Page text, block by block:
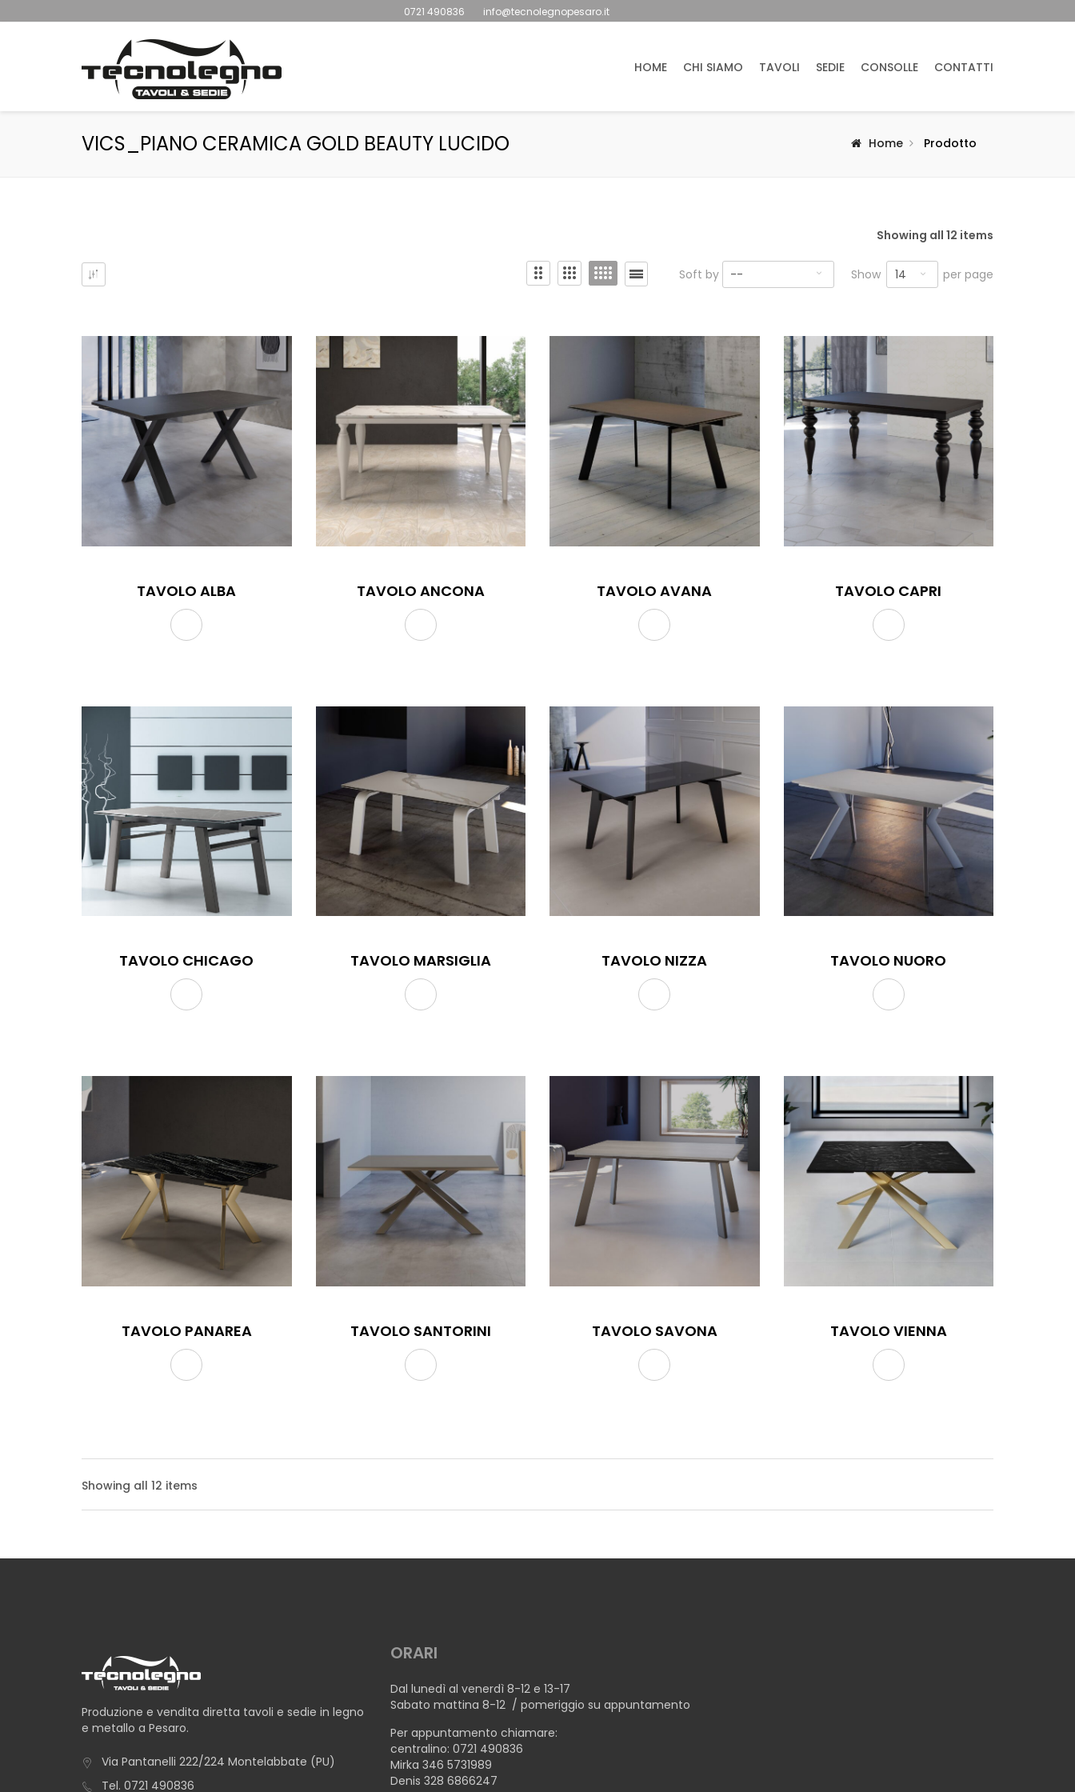
0721 490836 info@tecnolegnopesaro.it
HOME CHI SIAMO TAVOLI SEDIE CONSOLLE CONTATTI
VICS_PIANO CERAMICA GOLD BEAUTY LUCIDO Home Prodotto
Showing all 12 items
Soft by -- Show 14 per page
TAVOLO ALBA TAVOLO ANCONA TAVOLO AVANA TAVOLO CAPRI
TAVOLO CHICAGO TAVOLO MARSIGLIA TAVOLO NIZZA TAVOLO NUORO
TAVOLO PANAREA TAVOLO SANTORINI TAVOLO SAVONA TAVOLO VIENNA
Showing all 12 items
Produzione e vendita diretta tavoli e sedie in legno
e metallo a Pesaro.
Via Pantanelli 222/224 Montelabbate (PU)
Tel. 0721 490836
ORARI
Dal lunedì al venerdì 8-12 e 13-17
Sabato mattina 8-12 / pomeriggio su appuntamento
Per appuntamento chiamare:
centralino: 0721 490836
Mirka 346 5731989
Denis 328 6866247